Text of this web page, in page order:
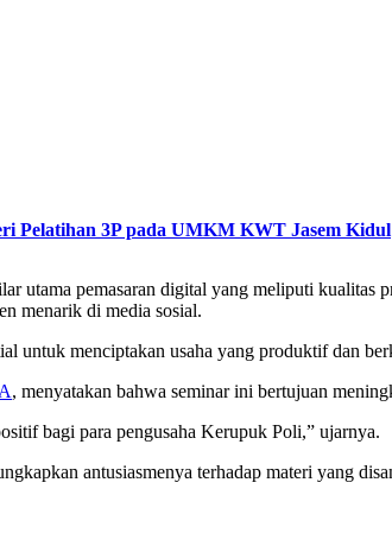
Pelatihan 3P pada UMKM KWT Jasem Kidul
utama pemasaran digital yang meliputi
menarik di media sosial.
untuk menciptakan usaha yang produktif dan
, menyatakan bahwa seminar ini bertujuan
bagi para pengusaha Kerupuk Poli,” ujarnya.
antusiasmenya terhadap materi yang